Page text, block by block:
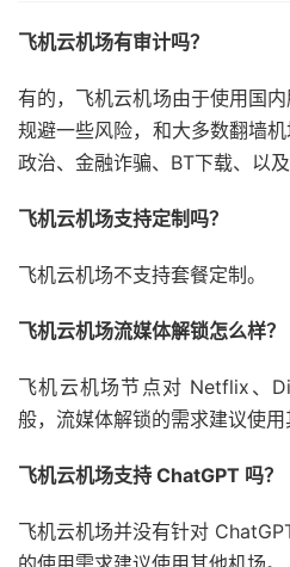
飞机云机场有审计吗？
有的，飞机云机场由于使用国
规避一些风险，和大多数翻墙
政治、金融诈骗、BT下载、以
飞机云机场支持定制吗？
飞机云机场不支持套餐定制。
飞机云机场流媒体解锁怎么样？
飞机云机场节点对 Netflix、
般，流媒体解锁的需求建议使用
飞机云机场支持 ChatGPT 吗？
飞机云机场并没有针对